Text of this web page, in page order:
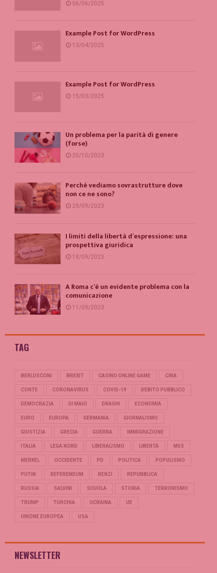
06/06/2025
Example Post for WordPress
13/04/2025
Example Post for WordPress
15/03/2025
Un problema per la parità di genere
(forse)
20/10/2023
Perché vediamo sovrastrutture dove
non ce ne sono?
29/09/2023
I limiti della libertà d’espressione: una
prospettiva giuridica
18/09/2023
A Roma c’è un evidente problema con la
comunicazione
11/09/2023
TAG
BERLUSCONI BREXIT CASINO ONLINE GAME CINA
CONTE CORONAVIRUS COVID-19 DEBITO PUBBLICO
DEMOCRAZIA DI MAIO DRAGHI ECONOMIA
EURO EUROPA GERMANIA GIORNALISMO
GIUSTIZIA GRECIA GUERRA IMMIGRAZIONE
ITALIA LEGA NORD LIBERALISMO LIBERTÀ M5S
MERKEL OCCIDENTE PD POLITICA POPULISMO
PUTIN REFERENDUM RENZI REPUBBLICA
RUSSIA SALVINI SCUOLA STORIA TERRORISMO
TRUMP TURCHIA UCRAINA UE
UNIONE EUROPEA USA
NEWSLETTER